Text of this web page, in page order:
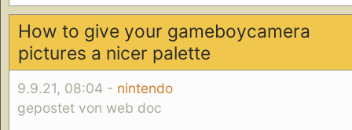
How to give your gameboycamera
pictures a nicer palette
9.9.21, 08:04 - nintendo
gepostet von web doc